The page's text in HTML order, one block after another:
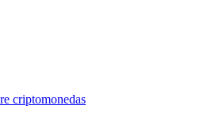
criptomonedas